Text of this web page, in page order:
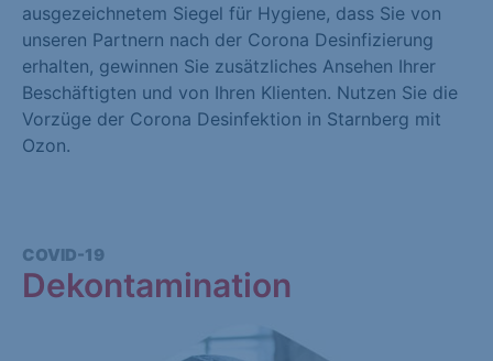
ausgezeichnetem Siegel für Hygiene, dass Sie von
unseren Partnern nach der Corona Desinfizierung
erhalten, gewinnen Sie zusätzliches Ansehen Ihrer
Beschäftigten und von Ihren Klienten. Nutzen Sie die
Vorzüge der Corona Desinfektion in Starnberg mit
Ozon.
COVID-19
Dekontamination